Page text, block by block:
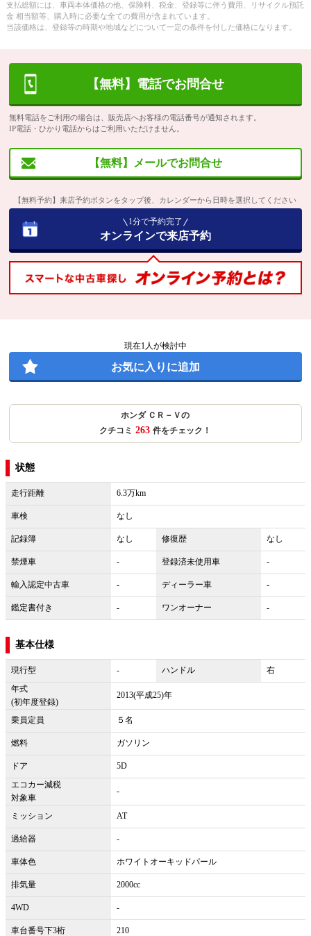
支払総額には、車両本体価格の他、保険料、税金、登録等に伴う費用、リサイクル預託
金 相当額等、購入時に必要な全ての費用が含まれています。
当該価格は、登録等の時期や地域などについて一定の条件を付した価格になります。
【無料】電話でお問合せ
無料電話をご利用の場合は、販売店へお客様の電話番号が通知されます。
IP電話・ひかり電話からはご利用いただけません。
【無料】メールでお問合せ
【無料予約】来店予約ボタンをタップ後、カレンダーから日時を選択してください
1分で予約完了
オンラインで来店予約
現在1 人が検討中
お気に入りに追加
ホンダ ＣＲ－Ｖの
クチコミ 263 件をチェック！
状態
走行距離 6.3万km
車検 なし
記録簿 なし 修復歴 なし
禁煙車 - 登録済未使用車 -
輸入認定中古車 - ディーラー車 -
鑑定書付き - ワンオーナー -
基本仕様
現行型 - ハンドル
右
年式
(初年度登録)
2013(平成25)年
乗員定員 ５名
燃料 ガソリン
ドア
5D
エコカー減税
対象車
-
ミッション AT
過給器 -
車体色 ホワイトオーキッドパール
排気量 2000cc
4WD -
車台番号下3桁 210